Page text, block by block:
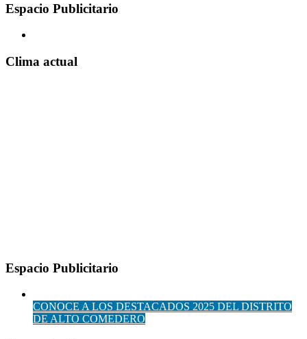
Espacio Publicitario
Clima actual
Espacio Publicitario
CONOCE A LOS DESTACADOS 2025 DEL DISTRITO
DE ALTO COMEDERO